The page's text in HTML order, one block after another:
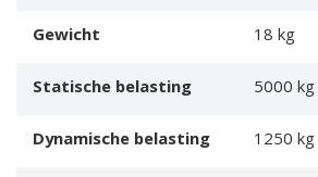
Gewicht
18 kg
Statische belasting
5000 kg
Dynamische belasting
1250 kg